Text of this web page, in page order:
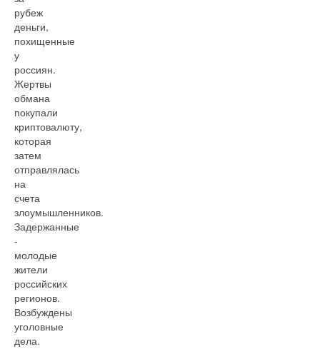
рубеж
деньги,
похищенные
у
россиян.
Жертвы
обмана
покупали
криптовалюту,
которая
затем
отправлялась
на
счета
злоумышленников.
Задержанные
-
молодые
жители
российских
регионов.
Возбуждены
уголовные
дела.